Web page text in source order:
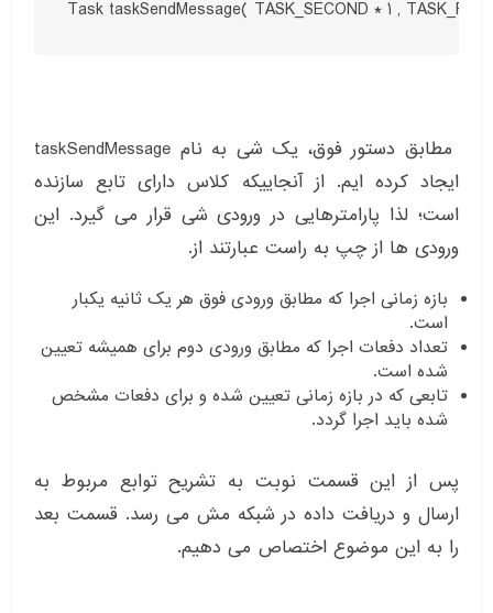
Task taskSendMessage( TASK_SECOND * 1 ,
مطابق دستور فوق، یک شی به نام taskSendMessage
ایجاد کرده ایم. از آنجاییکه کلاس دارای تابع سازنده
است؛ لذا پارامترهایی در ورودی شی قرار می گیرد. این
ورودی ها از چپ به راست عبارتند از.
بازه زمانی اجرا که مطابق ورودی فوق هر یک ثانیه یکبار
است.
تعداد دفعات اجرا که مطابق ورودی دوم برای همیشه تعیین
شده است.
تابعی که در بازه زمانی تعیین شده و برای دفعات مشخص
شده باید اجرا گردد.
پس از این قسمت نوبت به تشریح توابع مربوط به
ارسال و دریافت داده در شبکه مش می رسد. قسمت بعد
را به این موضوع اختصاص می دهیم.